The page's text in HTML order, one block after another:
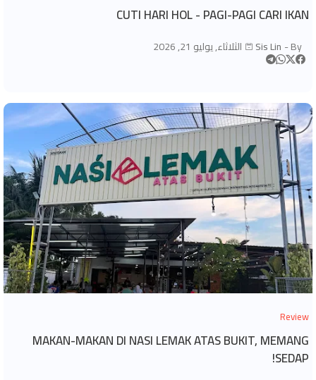
CUTI HARI HOL - PAGI-PAGI CARI IKAN
By -
Sis Lin الثلاثاء, يوليو 21, 2026
Review
MAKAN-MAKAN DI NASI LEMAK ATAS BUKIT, MEMANG
SEDAP!